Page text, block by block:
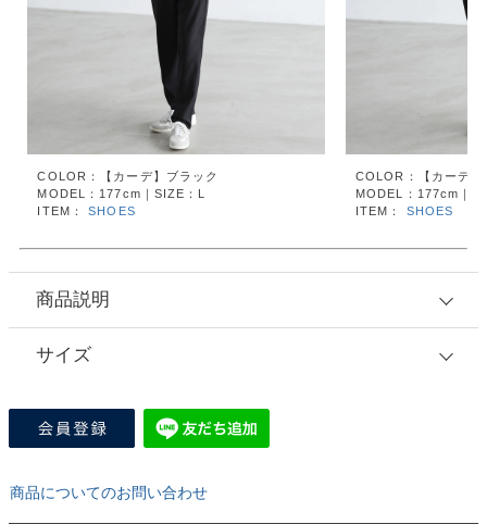
COLOR：【カーデ】ブラック
MODEL：177cm｜SIZE：L
ITEM：SHOES
COLOR：【カーデ】
MODEL：177cm｜
ITEM： SHOES
商品説明
サイズ
商品についてのお問い合わせ